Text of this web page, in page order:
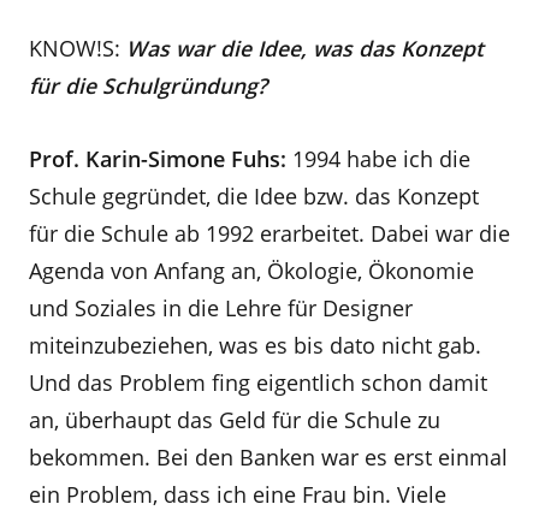
KNOW!S: Was war die Idee, was das Konzept
für die Schulgründung?
Prof. Karin-Simone Fuhs: 1994 habe ich die
Schule gegründet, die Idee bzw. das Konzept
für die Schule ab 1992 erarbeitet. Dabei war die
Agenda von Anfang an, Ökologie, Ökonomie
und Soziales in die Lehre für Designer
miteinzubeziehen, was es bis dato nicht gab.
Und das Problem fing eigentlich schon damit
an, überhaupt das Geld für die Schule zu
bekommen. Bei den Banken war es erst einmal
ein Problem, dass ich eine Frau bin. Viele